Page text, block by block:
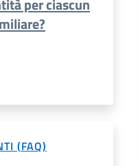
per ciascun
(FAQ)